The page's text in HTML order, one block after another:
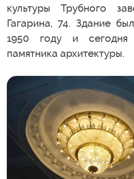
культуры Трубного
Гагарина, 74. Здание
1950 году и сегодня
памятника архитектуры.